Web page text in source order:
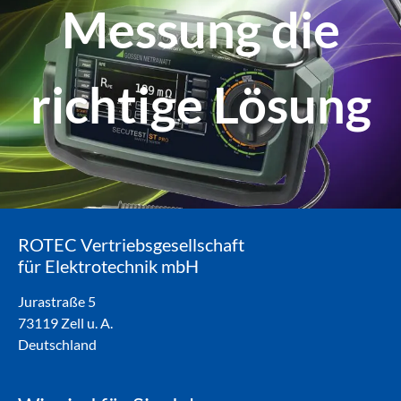
Messung die
richtige Lösung
ROTEC Vertriebsgesellschaft
für Elektrotechnik mbH
Jurastraße 5
73119 Zell u. A.
Deutschland